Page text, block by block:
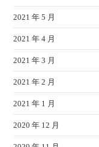
2021 年 5 月
2021 年 4 月
2021 年 3 月
2021 年 2 月
2021 年 1 月
2020 年 12 月